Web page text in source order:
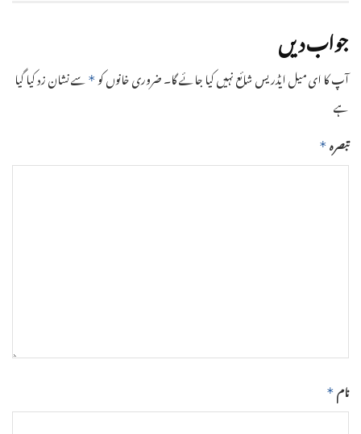
جواب دیں
آپ کا ای میل ایڈریس شائع نہیں کیا جائے گا۔ضروری خانوں کو * سے نشان زد کیا گیا
ہے
تبصرہ *
نام *